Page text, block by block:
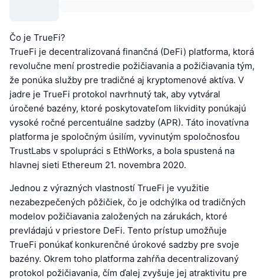
Čo je TrueFi?
TrueFi je decentralizovaná finančná (DeFi) platforma, ktorá
revolučne mení prostredie požičiavania a požičiavania tým,
že ponúka služby pre tradičné aj kryptomenové aktíva. V
jadre je TrueFi protokol navrhnutý tak, aby vytváral
úročené bazény, ktoré poskytovateľom likvidity ponúkajú
vysoké ročné percentuálne sadzby (APR). Táto inovatívna
platforma je spoločným úsilím, vyvinutým spoločnosťou
TrustLabs v spolupráci s EthWorks, a bola spustená na
hlavnej sieti Ethereum 21. novembra 2020.
Jednou z výrazných vlastností TrueFi je využitie
nezabezpečených pôžičiek, čo je odchýlka od tradičných
modelov požičiavania založených na zárukách, ktoré
prevládajú v priestore DeFi. Tento prístup umožňuje
TrueFi ponúkať konkurenčné úrokové sadzby pre svoje
bazény. Okrem toho platforma zahŕňa decentralizovaný
protokol požičiavania, čím ďalej zvyšuje jej atraktivitu pre